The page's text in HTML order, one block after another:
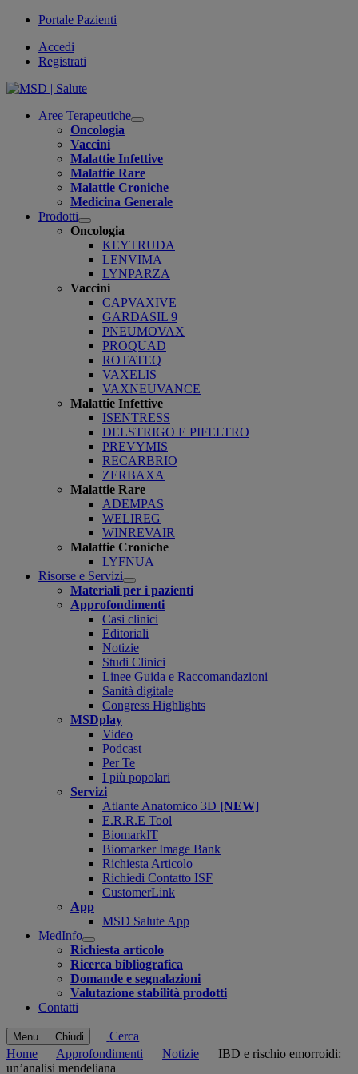
Portale Pazienti
Accedi
Registrati
Aree Terapeutiche
Open
Oncologia
Vaccini
Malattie Infettive
Malattie Rare
Malattie Croniche
Medicina Generale
Prodotti
Open
submenu
Oncologia
KEYTRUDA
LENVIMA
LYNPARZA
Vaccini
CAPVAXIVE
GARDASIL 9
PNEUMOVAX
PROQUAD
ROTATEQ
VAXELIS
VAXNEUVANCE
Malattie Infettive
ISENTRESS
DELSTRIGO E PIFELTRO
PREVYMIS
RECARBRIO
ZERBAXA
Malattie Rare
ADEMPAS
WELIREG
WINREVAIR
Malattie Croniche
LYFNUA
Risorse e Servizi
Open
submenu
Materiali per i pazienti
Approfondimenti
Casi clinici
Editoriali
Notizie
Studi Clinici
Linee Guida e Raccomandazioni
Sanità digitale
Congress Highlights
MSDplay
Video
Podcast
Per Te
I più popolari
Servizi
Atlante Anatomico 3D [NEW]
E.R.R.E Tool
BiomarkIT
Biomarker Image Bank
Richiesta Articolo
Richiedi Contatto ISF
CustomerLink
App
MSD Salute App
MedInfo
Open
submenu
Richiesta articolo
Ricerca bibliografica
Domande e segnalazioni
Valutazione stabilità prodotti
Contatti
Menu Chiudi
Cerca
Home
Approfondimenti Notizie
IBD e rischio emorroidi:
un’analisi mendeliana